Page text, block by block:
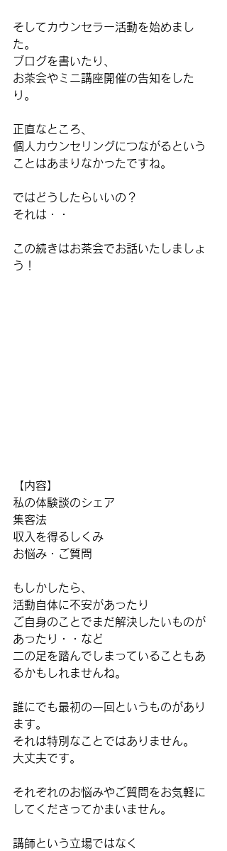
そしてカウンセラー活動を始めまし
た。
ブログを書いたり、
お茶会やミニ講座開催の告知をした
り。
正直なところ、
個人カウンセリングにつながるという
ことはあまりなかったですね。
ではどうしたらいいの？
それは・・
この続きはお茶会でお話いたしましょ
う！
【内容】
私の体験談のシェア
集客法
収入を得るしくみ
お悩み・ご質問
もしかしたら、
活動自体に不安があったり
ご自身のことでまだ解決したいものが
あったり・・など
二の足を踏んでしまっていることもあ
るかもしれませんね。
誰にでも最初の一回というものがあり
ます。
それは特別なことではありません。
大丈夫です。
それぞれのお悩みやご質問をお気軽に
してくださってかまいません。
講師という立場ではなく